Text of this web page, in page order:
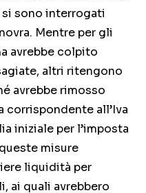
sono interrogati
Mentre per gli
avrebbe colpito
altri ritengono
avrebbe rimosso
corrispondente all’Iva
iniziale per l’imposta
misure
liquidità per
ai quali avrebbero